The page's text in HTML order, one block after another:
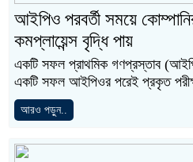
আইপিও পরবর্তী সময়ে
কমপ্লায়েন্স বৃদ্ধি পায়
একটি সফল প্রাথমিক গণপ্রস্তাব
একটি সফল আইপিওর পরেই প্রকৃত
আরও পড়ুন..